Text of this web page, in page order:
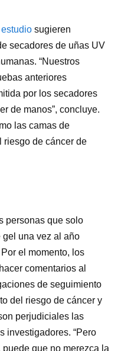
sugieren
secadores de uñas UV
“Nuestros
anteriores
por los secadores
de manos”, concluye.
las camas de
riesgo de cáncer de
personas que solo
una vez al año
el momento, los
comentarios al
de seguimiento
del riesgo de cáncer y
perjudiciales las
investigadores. “Pero
que no merezca la